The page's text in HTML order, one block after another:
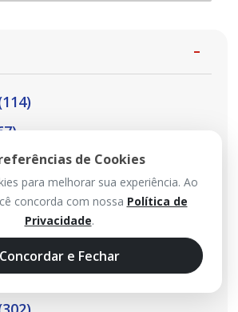
(301)
de Cookies
para melhorar sua experiência. Ao
concorda com nossa Política de
Privacidade.
Concordar e Fechar